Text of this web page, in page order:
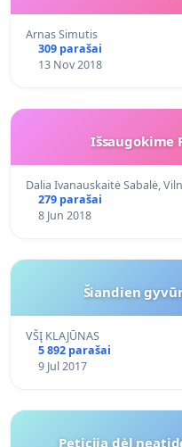
Arnas Simutis
309 parašai
13 Nov 2018
Išsaugokime
Dalia Ivanauskaitė Sabalė,
279 parašai
8 Jun 2018
Šiandien
VŠĮ KLAJŪNAS
5 892 parašai
9 Jul 2017
Peticija dėl